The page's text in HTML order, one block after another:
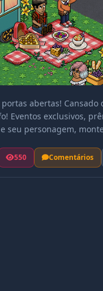
abertas!
Eventos exclusivos,
seu personagem,
550 Comentários